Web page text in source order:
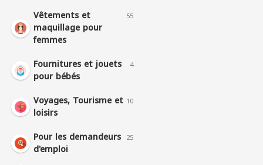
Vêtements et
maquillage pour
femmes
55
Fournitures et jouets
pour bébés
4
Voyages, Tourisme et
loisirs
10
Pour les demandeurs
d'emploi
25